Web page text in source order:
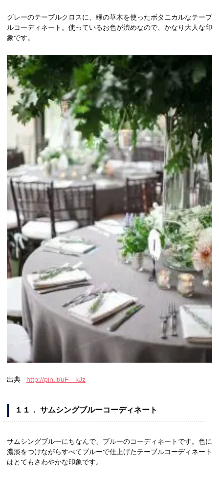
グレーのテーブルクロスに、緑の草木を使ったボタニカルなテーブ
ルコーディネート。使っているお色が渋めなので、かなり大人な印
象です。
出典 http://pin.it/uF-_kJz
１１． サムシングブルーコーディネート
サムシングブルーにちなんで、ブルーのコーディネートです。色に
濃淡をつけながらすべてブルーで仕上げたテーブルコーディネート
はとてもさわやかな印象です。